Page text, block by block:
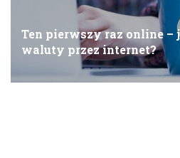
Ten pierwszy raz online
waluty przez internet?